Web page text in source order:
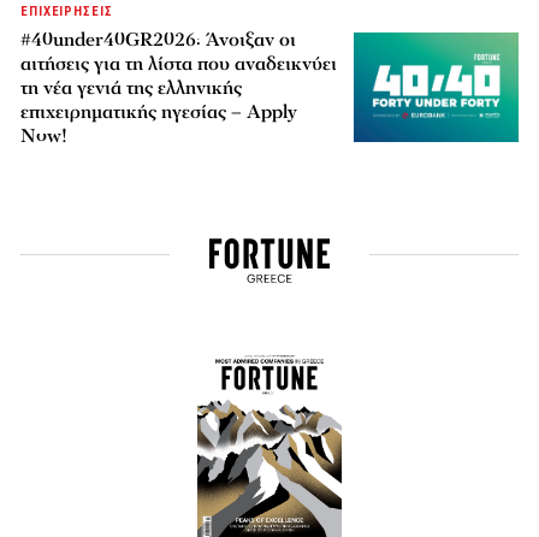
ΕΠΙΧΕΙΡΗΣΕΙΣ
#40under40GR2026: Άνοιξαν οι
αιτήσεις για τη λίστα που αναδεικνύει
τη νέα γενιά της ελληνικής
επιχειρηματικής ηγεσίας – Apply
Now!